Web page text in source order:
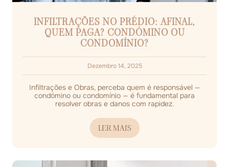
INFILTRAÇÕES NO PRÉDIO: AFINAL,
QUEM PAGA? CONDÓMINO OU
CONDOMÍNIO?
Dezembro 14, 2025
Infiltrações e Obras, perceba quem é responsável —
condómino ou condomínio — é fundamental para
resolver obras e danos com rapidez.
LER MAIS